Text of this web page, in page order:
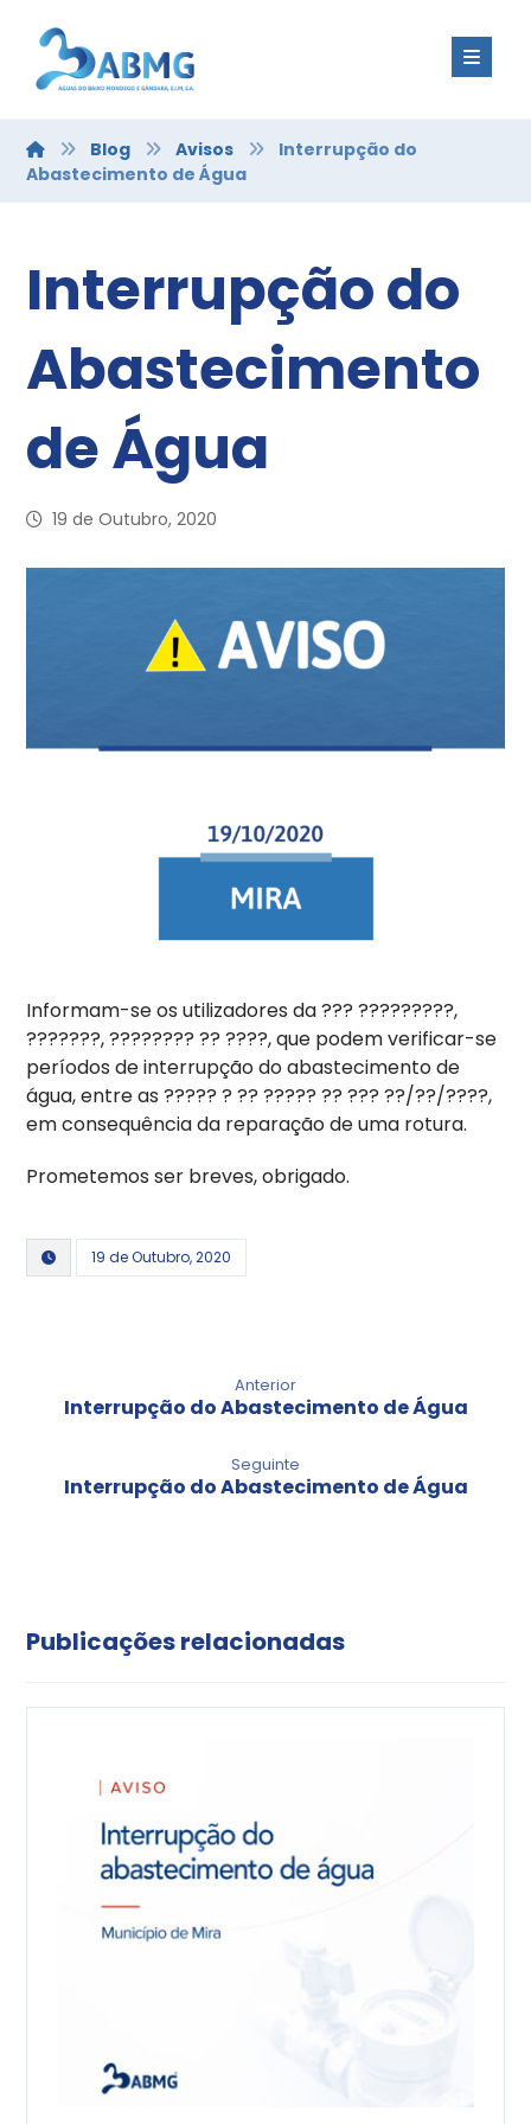
Blog Avisos
Interrupção do
Abastecimento de Água
Interrupção do
Abastecimento
de Água
19 de Outubro, 2020
Informam-se os utilizadores da ??? ?????????,
???????, ???????? ?? ????, que podem verificar-se
períodos de interrupção do abastecimento de
água, entre as ????? ? ?? ????? ?? ??? ??/??/????,
em consequência da reparação de uma rotura.
Prometemos ser breves, obrigado.
19 de Outubro, 2020
Anterior
Interrupção do Abastecimento de Água
Seguinte
Interrupção do Abastecimento de Água
Publicações relacionadas